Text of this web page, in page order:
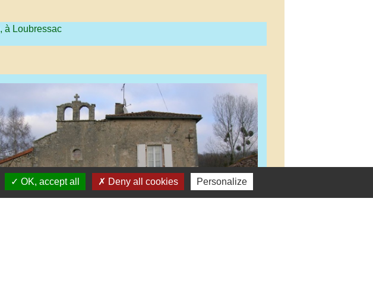
, à Loubressac
OK, accept all Deny all cookies Personalize